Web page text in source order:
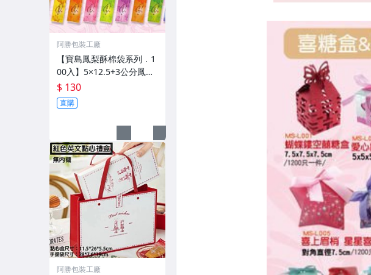
阿勝包裝工廠
【寶島鳳梨酥棉袋系列．1
00入】5×12.5+3公分鳳梨
酥棉袋.蔓越莓酥包裝袋
$ 130
直購
阿勝包裝工廠